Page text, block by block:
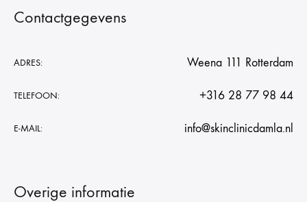
Contactgegevens
ADRES: Weena 111 Rotterdam
TELEFOON: +316 28 77 98 44
E-MAIL: info@skinclinicdamla.nl
Overige informatie